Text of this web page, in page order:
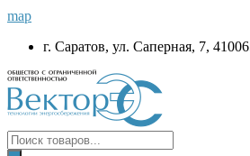
map
г. Саратов, ул. Саперная, 7,